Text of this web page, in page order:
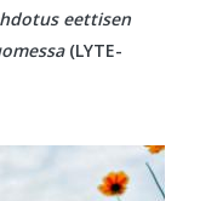
eettisen
(LYTE-